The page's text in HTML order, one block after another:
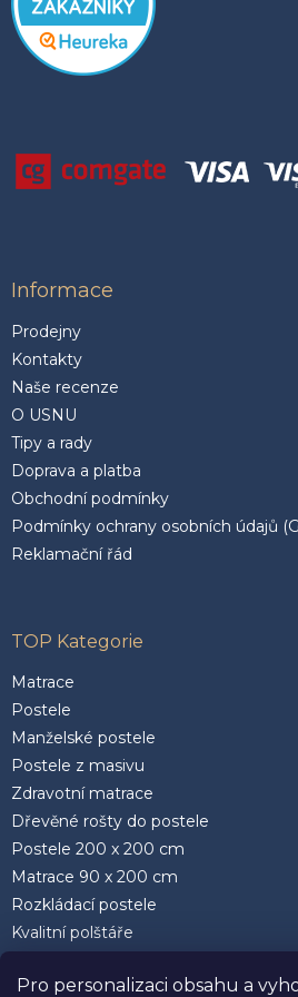
Pro personalizaci obsahu a
Informace
Prodejny
Kontakty
Naše recenze
O USNU
Tipy a rady
Doprava a platba
Obchodní podmínky
Podmínky ochrany osobních údajů
Reklamační řád
TOP Kategorie
Matrace
Postele
Manželské postele
Postele z masivu
Zdravotní matrace
Dřevěné rošty do postele
Postele 200 x 200 cm
Matrace 90 x 200 cm
Rozkládací postele
Kvalitní polštáře